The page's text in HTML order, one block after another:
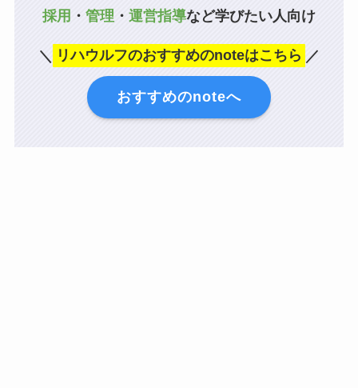
採用 ・ 管理 ・ 運営指導など学びたい人向け
＼ リハウルフのおすすめのnoteはこちら ／
おすすめのnoteへ